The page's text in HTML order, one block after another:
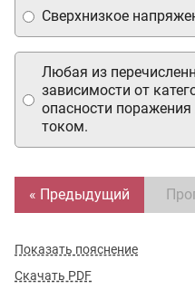
Сверхнизкое
Любая из
зависимости от
опасности
током.
« Предыдущий
Показать пояснение
Скачать PDF